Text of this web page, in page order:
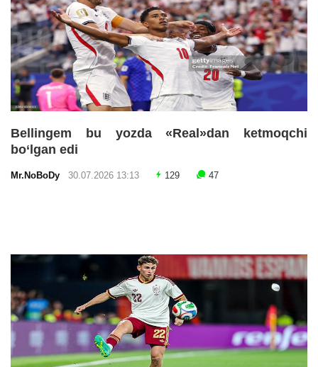
Bellingem bu yozda «Real»dan ketmoqchi
bo‘lgan edi
Mr.NoBoDy 30.07.2026 13:13 129 47